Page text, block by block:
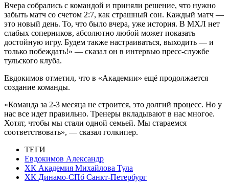
Вчера собрались с командой и приняли решение, что нужно
забыть матч со счетом 2:7, как страшный сон. Каждый матч —
это новый день. То, что было вчера, уже история. В МХЛ нет
слабых соперников, абсолютно любой может показать
достойную игру. Будем также настраиваться, выходить — и
только побеждать!» — сказал он в интервью пресс-службе
тульского клуба.
Евдокимов отметил, что в «Академии» ещё продолжается
создание команды.
«Команда за 2-3 месяца не строится, это долгий процесс. Но у
нас все идет правильно. Тренеры вкладывают в нас многое.
Хотят, чтобы мы стали одной семьей. Мы стараемся
соответствовать», — сказал голкипер.
ТЕГИ
Евдокимов Александр
ХК Академия Михайлова Тула
ХК Динамо-СПб Санкт-Петербург